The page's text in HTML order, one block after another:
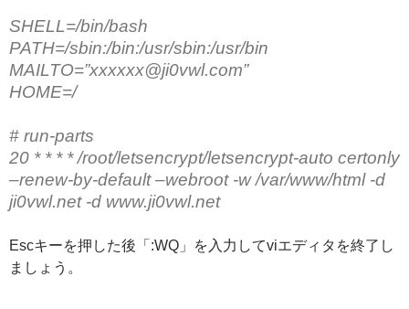
SHELL=/bin/bash
PATH=/sbin:/bin:/usr/sbin:/usr/bin
MAILTO=”xxxxxx@ji0vwl.com”
HOME=/
# run-parts
20 * * * */root/letsencrypt/letsencrypt-auto certonly
–renew-by-default –webroot -w/var/www/html-d
ji0vwl.net-d www.ji0vwl.net
Escキーを押した後「:WQ」を入力してviエディタを終了し
ましょう。